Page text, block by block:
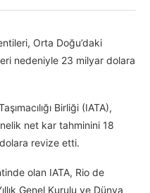
Orta Doğu’daki
nedeniyle 23 milyar dolara
Birliği (IATA),
net kar tahminini 18
revize etti.
olan IATA, Rio de
Genel Kurulu ve Dünya